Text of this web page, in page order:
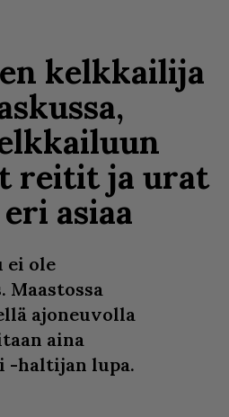
kelkkailija
reitit ja urat
asiaa
ei ole
Maastossa
ajoneuvolla
aina
-haltijan lupa.